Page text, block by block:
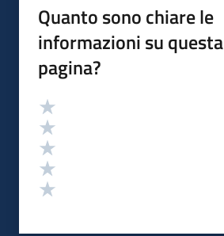
Quanto sono chiare le
informazioni su questa
pagina?
Valutazione